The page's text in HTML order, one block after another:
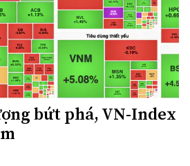
bứt phá, VN-Index